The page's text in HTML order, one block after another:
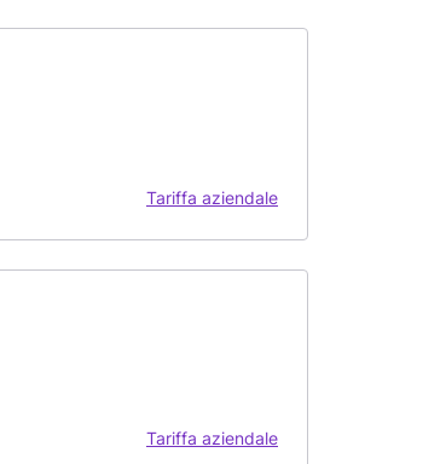
Tariffa aziendale
Tariffa aziendale